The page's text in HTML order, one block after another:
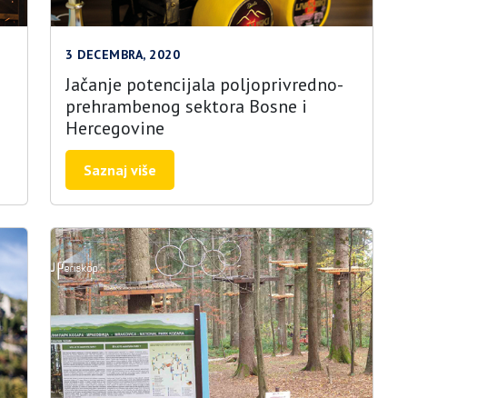
3 DECEMBRA, 2020
Jačanje potencijala poljoprivredno-
prehrambenog sektora Bosne i
Hercegovine
Saznaj više